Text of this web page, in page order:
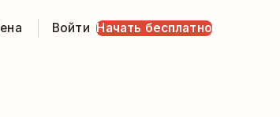
Войти Начать бесплатно